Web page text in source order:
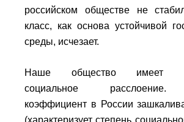
российском обществе не
класс, как основа устойчивой
среды, исчезает.
Наше общество имеет
социальное расслоение.
коэффициент в России